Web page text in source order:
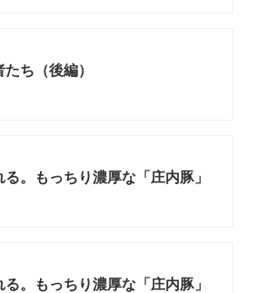
ち（後編）
。もっちり濃厚な「庄内豚」
。もっちり濃厚な「庄内豚」